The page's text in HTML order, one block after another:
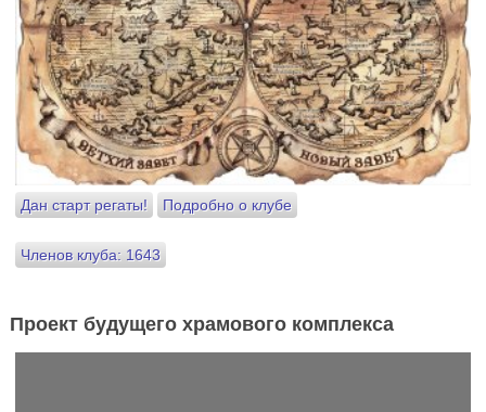
Дан старт регаты! Подробно о клубе
Членов клуба: 1643
Проект будущего храмового комплекса